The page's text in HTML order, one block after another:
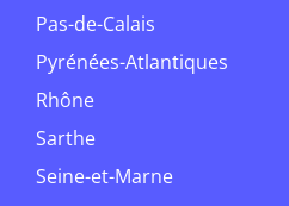
Pas-de-Calais
Pyrénées-Atlantiques
Rhône
Sarthe
Seine-et-Marne